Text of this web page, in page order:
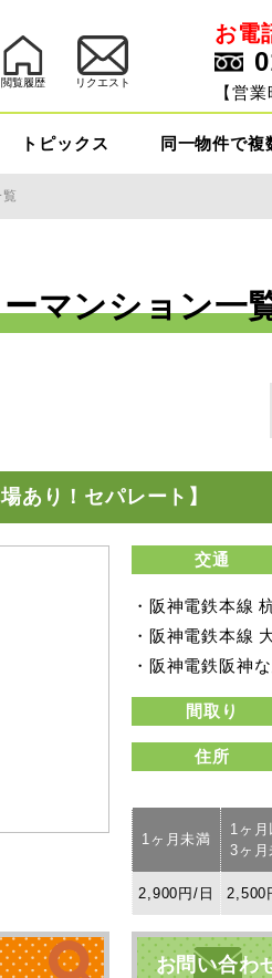
閲覧履歴 リクエスト
お電
【営
トピックス 同一物件で複
マンション一
あり！セパレート】
交通
・阪神電鉄本線
・阪神電鉄本線
・阪神電鉄阪神
間取り
住所
1ヶ月未満
1ヶ月
3ヶ月
2,900円/日 2,500
お問い合わ